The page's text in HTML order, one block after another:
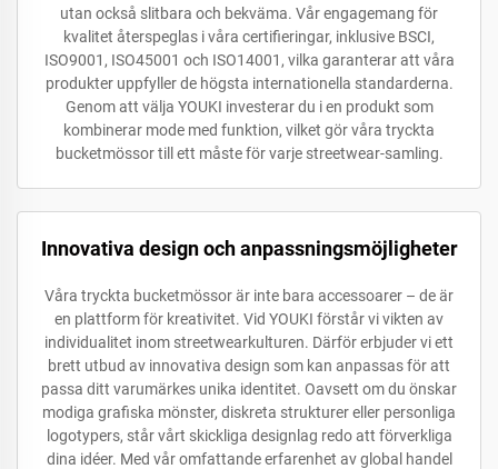
utan också slitbara och bekväma. Vår engagemang för
kvalitet återspeglas i våra certifieringar, inklusive BSCI,
ISO9001, ISO45001 och ISO14001, vilka garanterar att våra
produkter uppfyller de högsta internationella standarderna.
Genom att välja YOUKI investerar du i en produkt som
kombinerar mode med funktion, vilket gör våra tryckta
bucketmössor till ett måste för varje streetwear-samling.
Innovativa design och anpassningsmöjligheter
Våra tryckta bucketmössor är inte bara accessoarer – de är
en plattform för kreativitet. Vid YOUKI förstår vi vikten av
individualitet inom streetwearkulturen. Därför erbjuder vi ett
brett utbud av innovativa design som kan anpassas för att
passa ditt varumärkes unika identitet. Oavsett om du önskar
modiga grafiska mönster, diskreta strukturer eller personliga
logotypers, står vårt skickliga designlag redo att förverkliga
dina idéer. Med vår omfattande erfarenhet av global handel